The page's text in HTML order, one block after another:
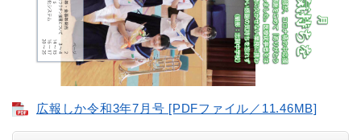
広報しか令和3年7月号 [PDFファイル／11.46MB]